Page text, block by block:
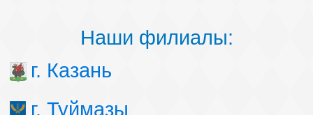
Наши филиалы:
г. Казань
г. Туймазы